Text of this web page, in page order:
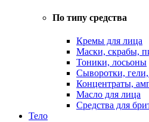
По типу средства
Кремы для лица
Маски, скрабы,
Тоники, лосьоны
Сыворотки,
Концентраты,
Масло для лица
Средства для
Тело